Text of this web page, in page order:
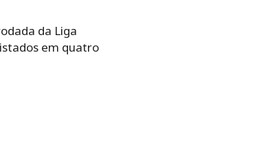
da Liga
em quatro